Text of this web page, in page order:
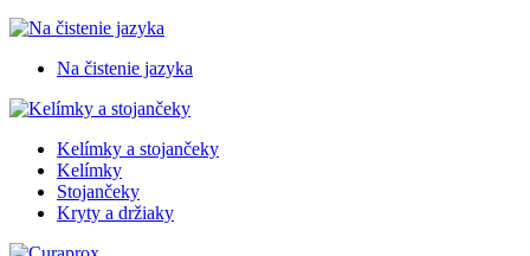
Na čistenie jazyka
Kelímky a stojančeky
Kelímky
Stojančeky
Kryty a držiaky